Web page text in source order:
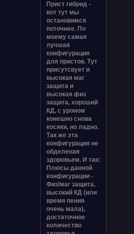
Прист гибрид -
вот тут мы
остановимся
поточнее. По
моему самая
лучшая
конфигурация
для пристов. Тут
присутсвует и
высокая маг
защита и
высокая физ
защита, хороший
КД, с уроном
конешно снова
косяки, но ладно.
Так же эта
конфигурация не
обделеная
здоровьем. И так:
Плюсы данной
конфигурации -
Физ/маг защита,
высокий КД (или
время пения
очень мала),
достаточное
количество